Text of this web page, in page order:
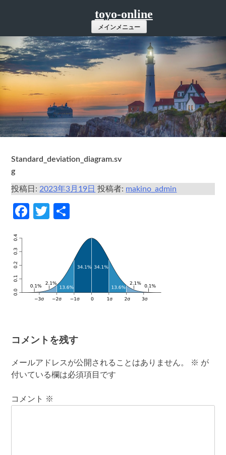
ツ
へ
ス
キ
ッ
プ
toyo-online
メインメニュー
Standard_deviation_diagram.sv
g
投稿日: 2023年3月19日 投稿者: makino_admin
Facebook
Twitter
コメントを残す
メールアドレスが公開されることはありません。 ※ が
付いている欄は必須項目です
コメント ※